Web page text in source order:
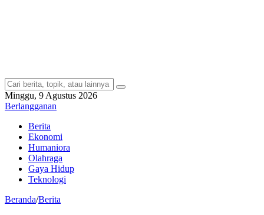
Minggu, 9 Agustus 2026
Berlangganan
Berita
Ekonomi
Humaniora
Olahraga
Gaya Hidup
Teknologi
Beranda/Berita